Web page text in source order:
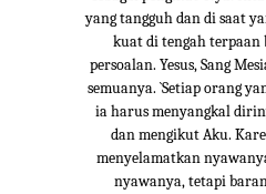
yang tangguh dan di saat
kuat di tengah terpaan
persoalan. Yesus, Sang
semuanya. `Setiap orang
ia harus menyangkal
dan mengikut Aku.
menyelamatkan
nyawanya, tetapi